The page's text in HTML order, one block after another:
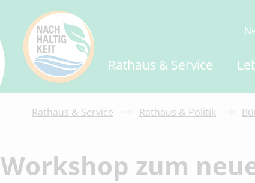
Rathaus & Service
Rathaus & Service Rathaus & Politik
Workshop zum